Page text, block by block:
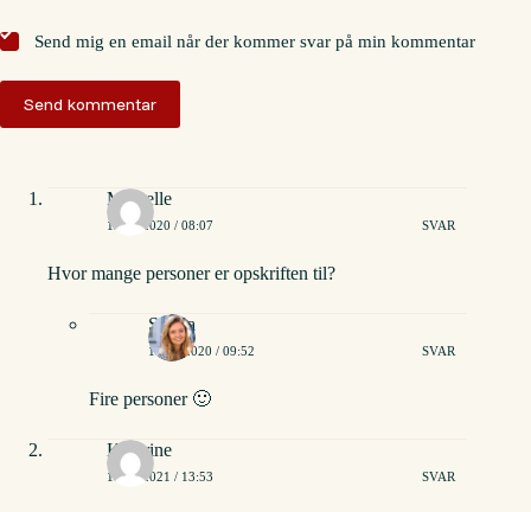
Send mig en email når der kommer svar på min kommentar
Send kommentar
Michelle
12/07/2020 / 08:07 SVAR
Hvor mange personer er opskriften til?
Stinna
13/07/2020 / 09:52 SVAR
Fire personer 🙂
Kathrine
14/01/2021 / 13:53 SVAR